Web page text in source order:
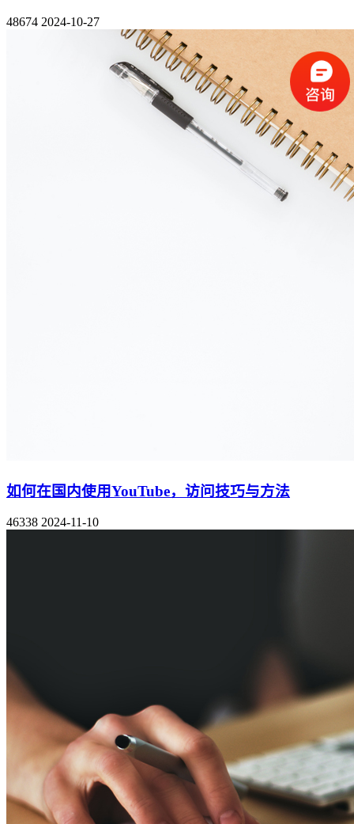
48674 2024-10-27
如何在国内使用YouTube，访问技巧与方法
46338 2024-11-10